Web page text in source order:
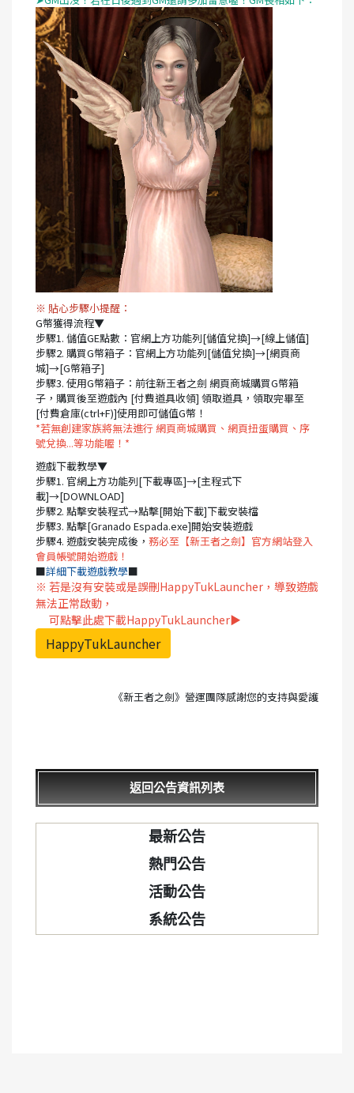
※ 貼心步驟小提醒：
G幣獲得流程▼
步驟1. 儲值GE點數：官網上方功能列[儲值兌換]→[線上儲值]
步驟2. 購買G幣箱子：官網上方功能列[儲值兌換]→[網頁商
城]→[G幣箱子]
步驟3. 使用G幣箱子：前往新王者之劍 網頁商城購買G幣箱
子，購買後至遊戲內 [付費道具收領] 領取道具，領取完畢至
[付費倉庫(ctrl+F)]使用即可儲值G幣！
*若無創建家族將無法進行 網頁商城購買、網頁扭蛋購買、序
號兌換...等功能喔！*
遊戲下載教學▼
步驟1. 官網上方功能列[下載專區]→[主程式下
載]→[DOWNLOAD]
步驟2. 點擊安裝程式→點擊[開始下載]下載安裝檔
步驟3. 點擊[Granado Espada.exe]開始安裝遊戲
步驟4. 遊戲安裝完成後， 務必至【新王者之劍】官方網站登入
會員帳號開始遊戲！
■詳細下載遊戲教學■
※ 若是沒有安裝或是誤刪HappyTukLauncher，導致遊戲
無法正常啟動，
可點擊此處下載HappyTukLauncher▶
HappyTukLauncher
《新王者之劍》營運團隊感謝您的支持與愛護
返回公告資訊列表
最新公告
熱門公告
活動公告
系統公告